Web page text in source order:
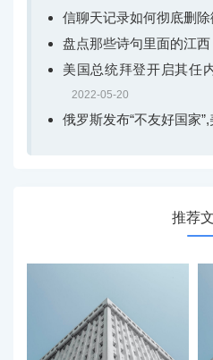
信聊天记录如何彻底删除
盘点那些诗句里面的江西
美国总统拜登开启其任
2022-05-20
俄罗斯发布“不友好国家
推荐